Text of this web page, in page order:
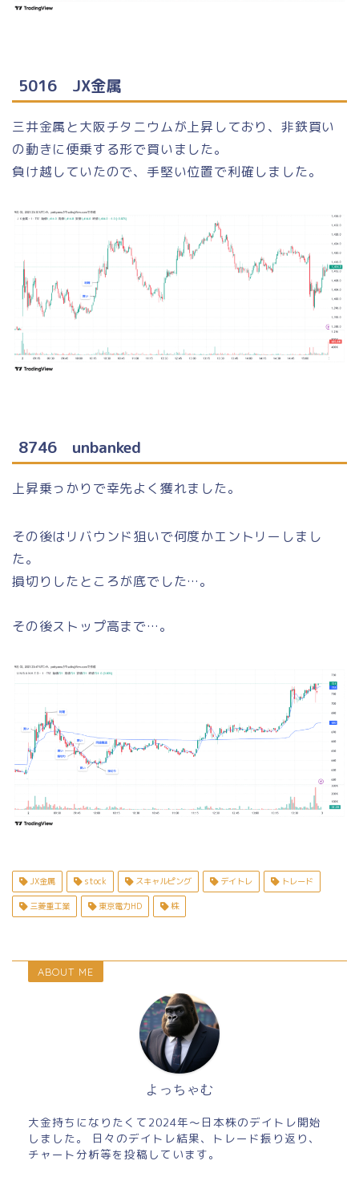
5016 JX金属
三井金属と大阪チタニウムが上昇しており、非鉄買い
の動きに便乗する形で買いました。
負け越していたので、手堅い位置で利確しました。
8746 unbanked
上昇乗っかりで幸先よく獲れました。
その後はリバウンド狙いで何度かエントリーしまし
た。
損切りしたところが底でした…。
その後ストップ高まで…。
JX金属 stock スキャルピング デイトレ トレード
三菱重工業 東京電力HD 株
ABOUT ME
よっちゃむ
大金持ちになりたくて2024年～日本株のデイトレ開始
しました。 日々のデイトレ結果、トレード振り返り、
チャート分析等を投稿しています。